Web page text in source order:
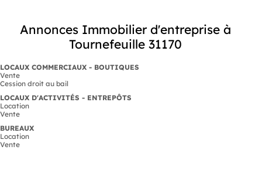
Annonces Immobilier d'entreprise à
Tournefeuille 31170
LOCAUX COMMERCIAUX - BOUTIQUES
Vente
Cession droit au bail
LOCAUX D'ACTIVITÉS - ENTREPÔTS
Location
Vente
BUREAUX
Location
Vente